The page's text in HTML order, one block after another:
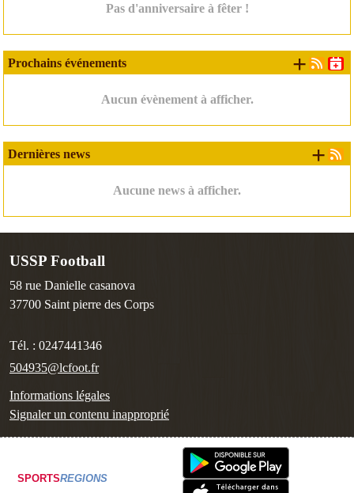
Pas d'anniversaire à fêter !
Prochains événements
Aucun évènement à afficher.
+
Dernières news
Aucune news à afficher.
+
USSP Football
58 rue Danielle casanova
37700 Saint pierre des Corps
Tél. : 0247441346
504935@lcfoot.fr
Informations légales
Signaler un contenu inapproprié
SPORTSREGIONS